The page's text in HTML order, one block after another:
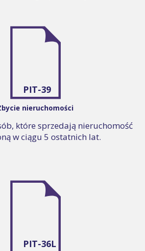
PIT-39
nieruchomości
które sprzedają nieruchomość
w ciągu 5 ostatnich lat.
PIT-36L